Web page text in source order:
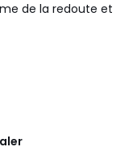
de la redoute et